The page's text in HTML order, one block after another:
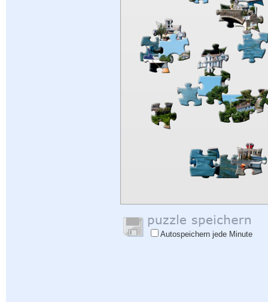
Autospeichern jede Minute